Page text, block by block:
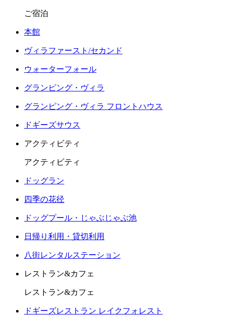
ご宿泊
本館
ヴィラファースト/セカンド
ウォーターフォール
グランピング・ヴィラ
グランピング・ヴィラ フロントハウス
ドギーズサウス
アクティビティ
アクティビティ
ドッグラン
四季の花径
ドッグプール・じゃぶじゃぶ池
日帰り利用・貸切利用
八街レンタルステーション
レストラン&カフェ
レストラン&カフェ
ドギーズレストラン レイクフォレスト